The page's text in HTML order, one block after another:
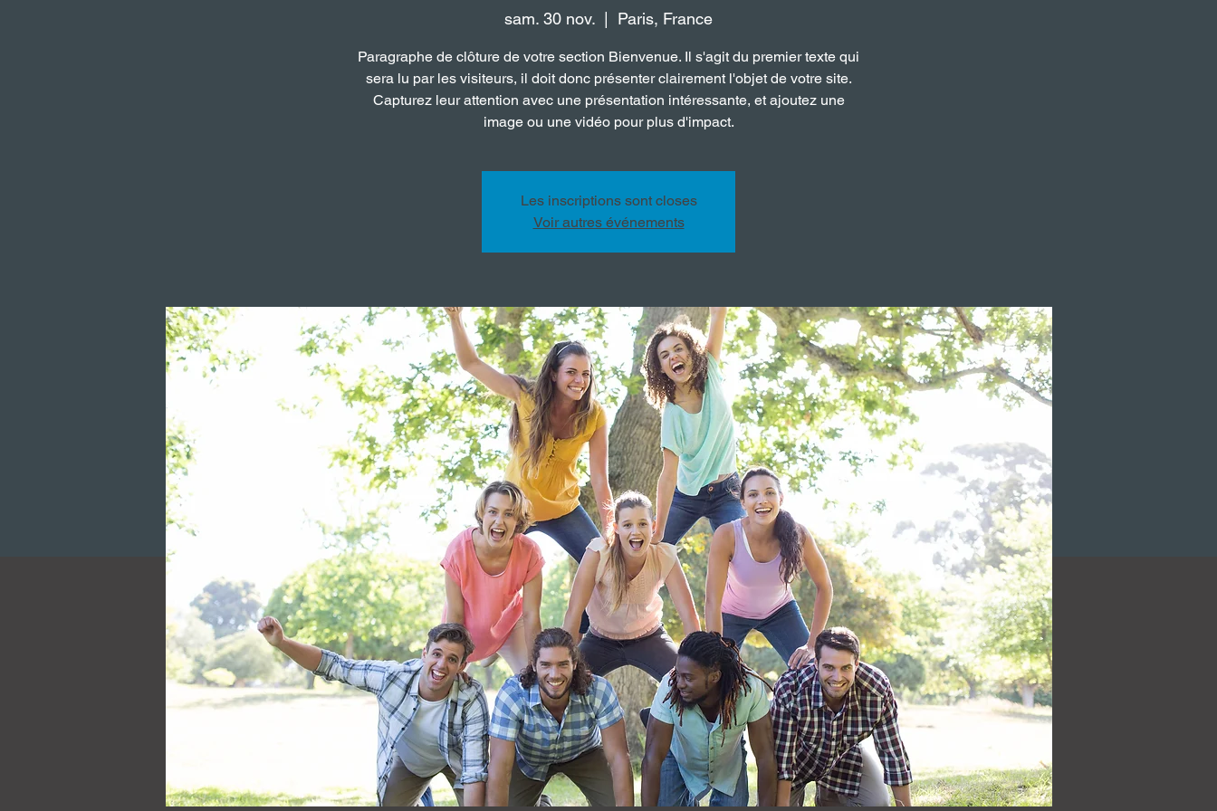
sam. 30 nov. Paris, France
Paragraphe de clôture de votre section Bienvenue. Il s'agit du premier texte qui
sera lu par les visiteurs, il doit donc présenter clairement l'objet de votre site.
Capturez leur attention avec une présentation intéressante, et ajoutez une
image ou une vidéo pour plus d'impact.
Les inscriptions sont closes
Voir autres événements